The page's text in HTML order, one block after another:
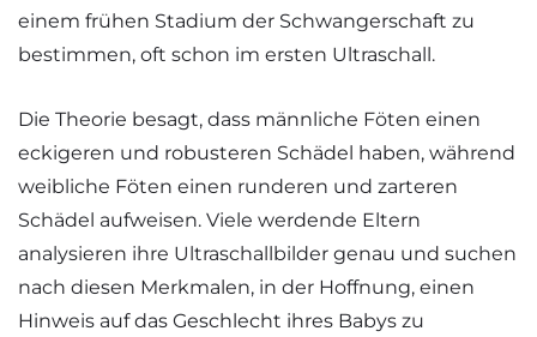
einem frühen Stadium der Schwangerschaft zu
bestimmen, oft schon im ersten Ultraschall.
Die Theorie besagt, dass männliche Föten einen
eckigeren und robusteren Schädel haben, während
weibliche Föten einen runderen und zarteren
Schädel aufweisen. Viele werdende Eltern
analysieren ihre Ultraschallbilder genau und suchen
nach diesen Merkmalen, in der Hoffnung, einen
Hinweis auf das Geschlecht ihres Babys zu